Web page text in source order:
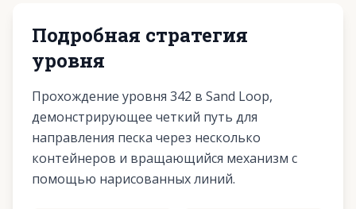
Подробная стратегия
уровня
Прохождение уровня 342 в Sand Loop,
демонстрирующее четкий путь для
направления песка через несколько
контейнеров и вращающийся механизм с
помощью нарисованных линий.